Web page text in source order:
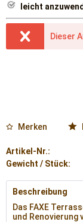
leicht
Dieser
Merken
Artikel-Nr.:
Gewicht / Stück:
Beschreibung
Das FAXE
und Renovierung